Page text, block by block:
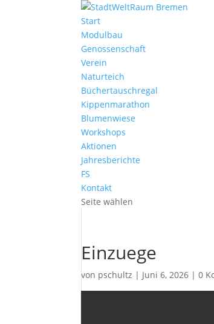
Start
Modulbau
Genossenschaft
Verein
Naturteich
Büchertauschregal
Kippenmarathon
Blumenwiese
Workshops
Aktionen
Jahresberichte
FS
Kontakt
Seite wählen
Einzuege
von pschultz | Juni 6, 2026 |0